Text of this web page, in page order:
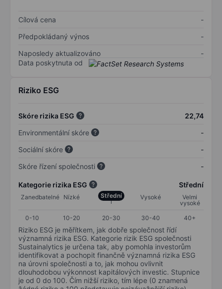
Cílová cena
-
Předpokládaný výnos
-
Naposledy aktualizováno
-
Data poskytnuta od
Riziko ESG
Skóre rizika ESG
22,74
Environmentální skóre
-
Sociální skóre
-
Skóre řízení společnosti
-
Kategorie rizika ESG Střední
Zanedbatelné Nízké Střední Vysoké
Velmi
vysoké
0-10
10-20 20-30 30-40 40+
Riziko ESG je měřítkem, jak dobře společnost řídí
významná rizika ESG. Kategorie rizik ESG společnosti
Sustainalytics je určena tak, aby pomohla investorům
identifikovat a pochopit finančně významná rizika ESG
na úrovni společnosti a to, jak mohou ovlivnit
dlouhodobou výkonnost kapitálových investic. Stupnice
je od 0 do 100. Čím nižší riziko, tím lépe (0 znamená